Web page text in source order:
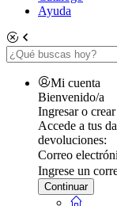
Ayuda
Mi cuenta
Bienvenido/a
Ingresar o
Accede a tus
devoluciones:
Correo
Ingrese un
Continuar